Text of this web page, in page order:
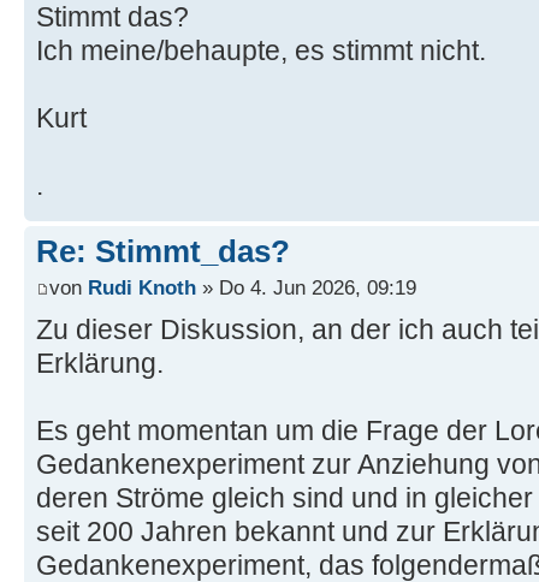
Stimmt das?
Ich meine/behaupte, es stimmt nicht.
Kurt
.
Re: Stimmt_das?
von Rudi Knoth » Do 4. Jun 2026, 09:19
Zu dieser Diskussion, an der ich auch
Erklärung.
Es geht momentan um die Frage der
Gedankenexperiment zur Anziehung
deren Ströme gleich sind und in
seit 200 Jahren bekannt und zur
Gedankenexperiment, das